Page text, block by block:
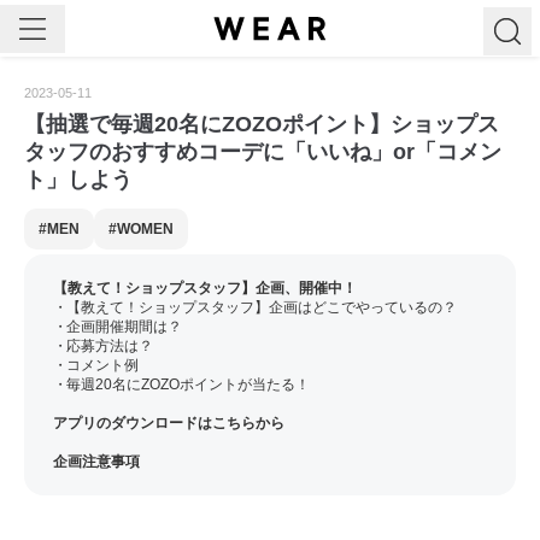
2023-05-11
【抽選で毎週20名にZOZOポイント】ショップス
タッフのおすすめコーデに「いいね」or「コメン
ト」しよう
#MEN #WOMEN
【教えて！ショップスタッフ】企画、開催中！
【教えて！ショップスタッフ】企画はどこでやっているの？
企画開催期間は？
応募方法は？
コメント例
毎週20名にZOZOポイントが当たる！
アプリのダウンロードはこちらから
企画注意事項